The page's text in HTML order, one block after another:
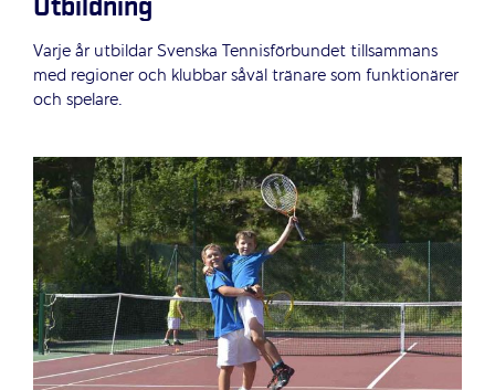
Utbildning
Varje år utbildar Svenska Tennisförbundet tillsammans
med regioner och klubbar såväl ­tränare som funktionärer
och spelare.